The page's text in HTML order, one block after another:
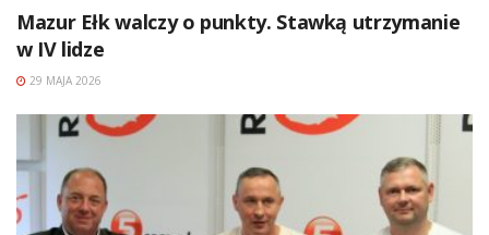
Mazur Ełk walczy o punkty. Stawką utrzymanie
w IV lidze
29 MAJA 2026